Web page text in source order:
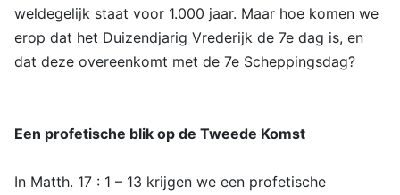
weldegelijk staat voor 1.000 jaar. Maar hoe komen we
erop dat het Duizendjarig Vrederijk de 7e dag is, en
dat deze overeenkomt met de 7e Scheppingsdag?
Een profetische blik op de Tweede Komst
In Matth. 17 : 1 – 13 krijgen we een profetische